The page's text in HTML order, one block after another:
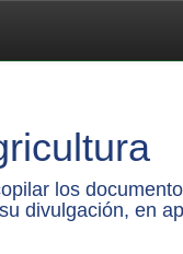
los
divulgación, en